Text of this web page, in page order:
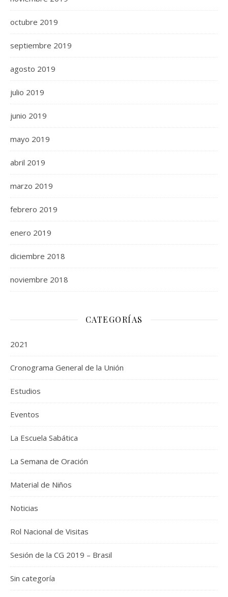
octubre 2019
septiembre 2019
agosto 2019
julio 2019
junio 2019
mayo 2019
abril 2019
marzo 2019
febrero 2019
enero 2019
diciembre 2018
noviembre 2018
CATEGORÍAS
2021
Cronograma General de la Unión
Estudios
Eventos
La Escuela Sabática
La Semana de Oración
Material de Niños
Noticias
Rol Nacional de Visitas
Sesión de la CG 2019 – Brasil
Sin categoría